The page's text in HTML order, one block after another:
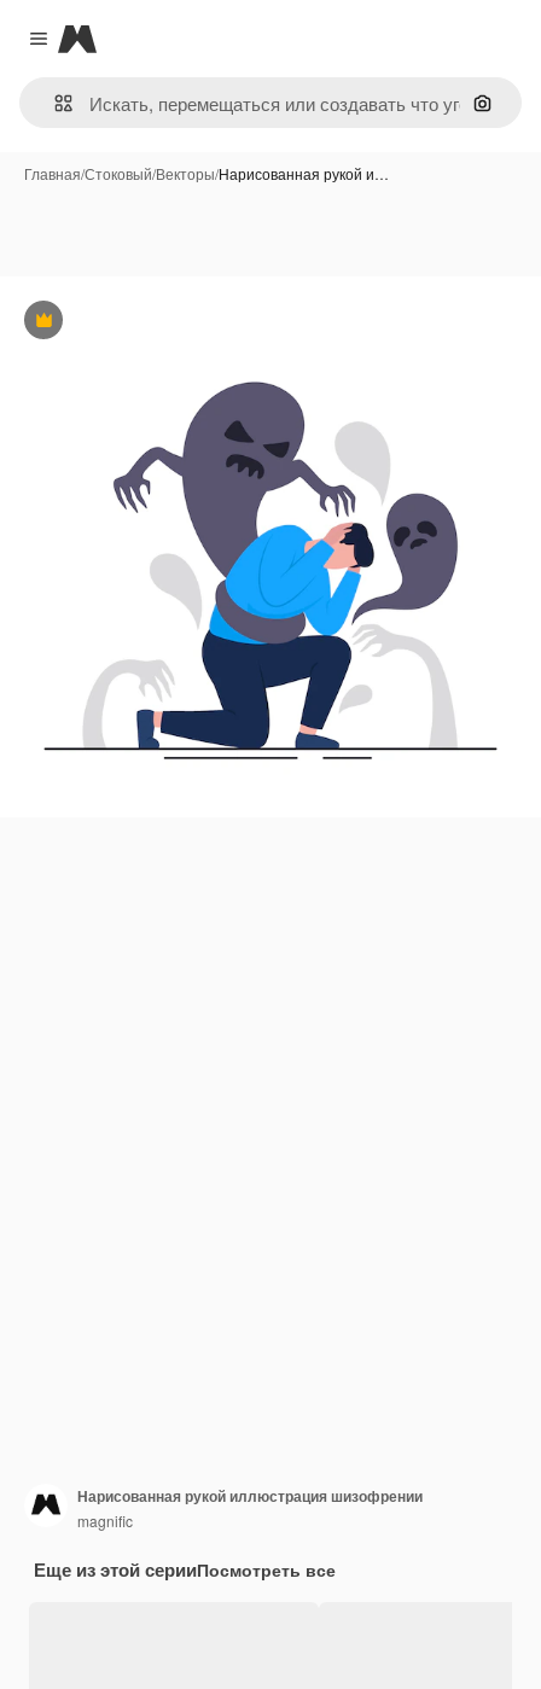
Close menu
Magnific
Поиск
Главная/Стоковый/Векторы/Нарисованная рукой и…
Премиум
Нарисованная рукой иллюстрация шизофрении
magnific
Еще из этой серииПосмотреть все